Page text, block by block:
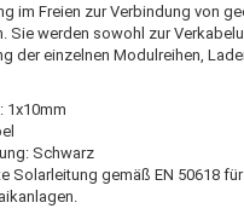
im Freien zur Verbindung von
Sie werden sowohl zur
der einzelnen Modulreihen,
1x10mm
Schwarz
Solarleitung gemäß EN 50618